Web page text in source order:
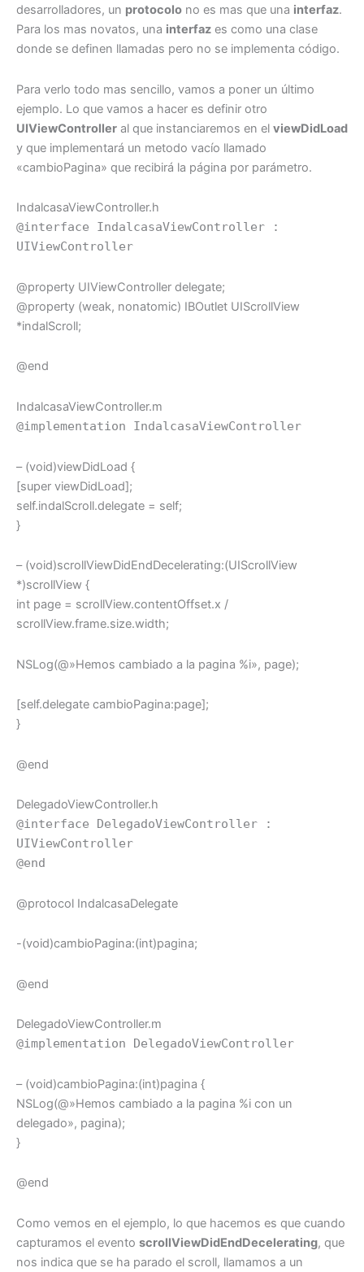
desarrolladores, un protocolo no es mas que una interfaz.
Para los mas novatos, una interfaz es como una clase
donde se definen llamadas pero no se implementa código.
Para verlo todo mas sencillo, vamos a poner un último
ejemplo. Lo que vamos a hacer es definir otro
UIViewController al que instanciaremos en el viewDidLoad
y que implementará un metodo vacío llamado
«cambioPagina» que recibirá la página por parámetro.
IndalcasaViewController.h
@interface IndalcasaViewController :
UIViewController
@property UIViewController delegate;
@property (weak, nonatomic) IBOutlet UIScrollView
*indalScroll;
@end
IndalcasaViewController.m
@implementation IndalcasaViewController
– (void)viewDidLoad {
[super viewDidLoad];
self.indalScroll.delegate = self;
}
– (void)scrollViewDidEndDecelerating:(UIScrollView
*)scrollView {
int page = scrollView.contentOffset.x /
scrollView.frame.size.width;
NSLog(@»Hemos cambiado a la pagina %i», page);
[self.delegate cambioPagina:page];
}
@end
DelegadoViewController.h
@interface DelegadoViewController :
UIViewController
@end
@protocol IndalcasaDelegate
-(void)cambioPagina:(int)pagina;
@end
DelegadoViewController.m
@implementation DelegadoViewController
– (void)cambioPagina:(int)pagina {
NSLog(@»Hemos cambiado a la pagina %i con un
delegado», pagina);
}
@end
Como vemos en el ejemplo, lo que hacemos es que cuando
capturamos el evento scrollViewDidEndDecelerating, que
nos indica que se ha parado el scroll, llamamos a un